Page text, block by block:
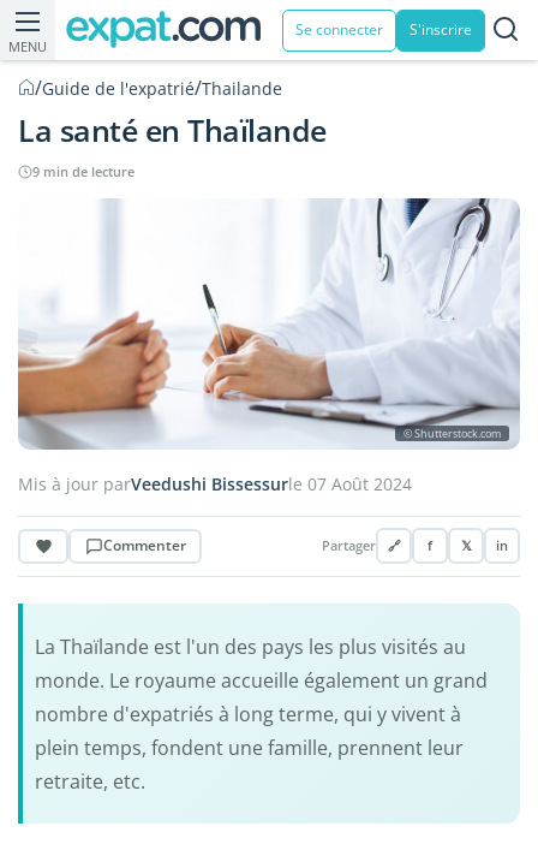
MENU
Se connecter S'inscrire
/Guide de l'expatrié/Thailande
La santé en Thaïlande
9 min de lecture
© Shutterstock.com
Mis à jour parVeedushi Bissessurle 07 Août 2024
Commenter Partager 🔗 f 𝕏 in
La Thaïlande est l'un des pays les plus visités au
monde. Le royaume accueille également un grand
nombre d'expatriés à long terme, qui y vivent à
plein temps, fondent une famille, prennent leur
retraite, etc.